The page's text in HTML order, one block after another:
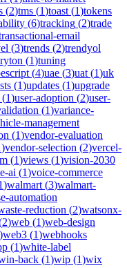
(2)tms (1)toast (1)tokens
(6)tracking (2)trade
email
(3)trends (2)trendyol
(1)tuning
(4)uae (3)uat (1)uk
(1)updates (1)upgrade
(1)user-adoption (2)user-
(1)variance-
management
(1)vendor-evaluation
)vendor-selection (2)vercel-
(1)views (1)vision-2030
ai (1)voice-commerce
)walmart (3)walmart-
automation
reduction (2)watsonx-
2)web (1)web-design
)web3 (1)webhooks
(1)white-label
back (1)wip (1)wix